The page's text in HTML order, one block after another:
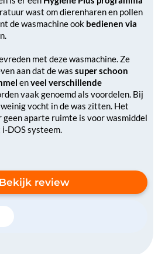
wast om dierenharen en pollen
de wasmachine ook bedienen via
met deze wasmachine. Ze
aan dat de was super schoon
enveel verschillende
vaak genoemd als voordelen. Bij
vocht in de was zitten. Het
geen aparte ruimte is voor wasmiddel
DOS systeem.
Bekijk review